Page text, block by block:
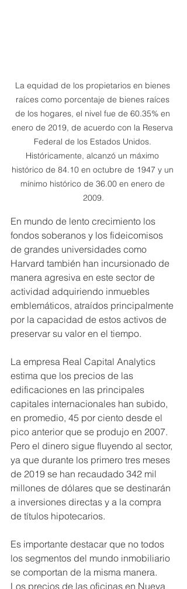
La equidad de los propietarios en bienes
raíces como porcentaje de bienes raíces
de los hogares, el nivel fue de 60.35% en
enero de 2019, de acuerdo con la Reserva
Federal de los Estados Unidos.
Históricamente, alcanzó un máximo
histórico de 84.10 en octubre de 1947 y un
mínimo histórico de 36.00 en enero de
2009.
En mundo de lento crecimiento los
fondos soberanos y los fideicomisos
de grandes universidades como
Harvard también han incursionado de
manera agresiva en este sector de
actividad adquiriendo inmuebles
emblemáticos, atraídos principalmente
por la capacidad de estos activos de
preservar su valor en el tiempo.
La empresa Real Capital Analytics
estima que los precios de las
edificaciones en las principales
capitales internacionales han subido,
en promedio, 45 por ciento desde el
pico anterior que se produjo en 2007.
Pero el dinero sigue fluyendo al sector,
ya que durante los primero tres meses
de 2019 se han recaudado 342 mil
millones de dólares que se destinarán
a inversiones directas y a la compra
de títulos hipotecarios.
Es importante destacar que no todos
los segmentos del mundo inmobiliario
se comportan de la misma manera.
Los precios de las oficinas en Nueva